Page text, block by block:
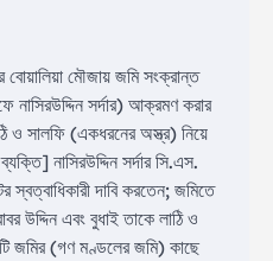
মৌজায় জমি সংক্রান্ত
নাসিরউদ্দিন সর্দার) আক্রমণ করার
ও সালফি (একধরনের অস্ত্র) নিয়ে
নাসিরউদ্দিন সর্দার সি.এস.
দাবি করতেন; জমিতে
উদ্দিন এবং বুধাই তাকে লাঠি ও
জমির (গণ মণ্ডলের জমি) কাছে